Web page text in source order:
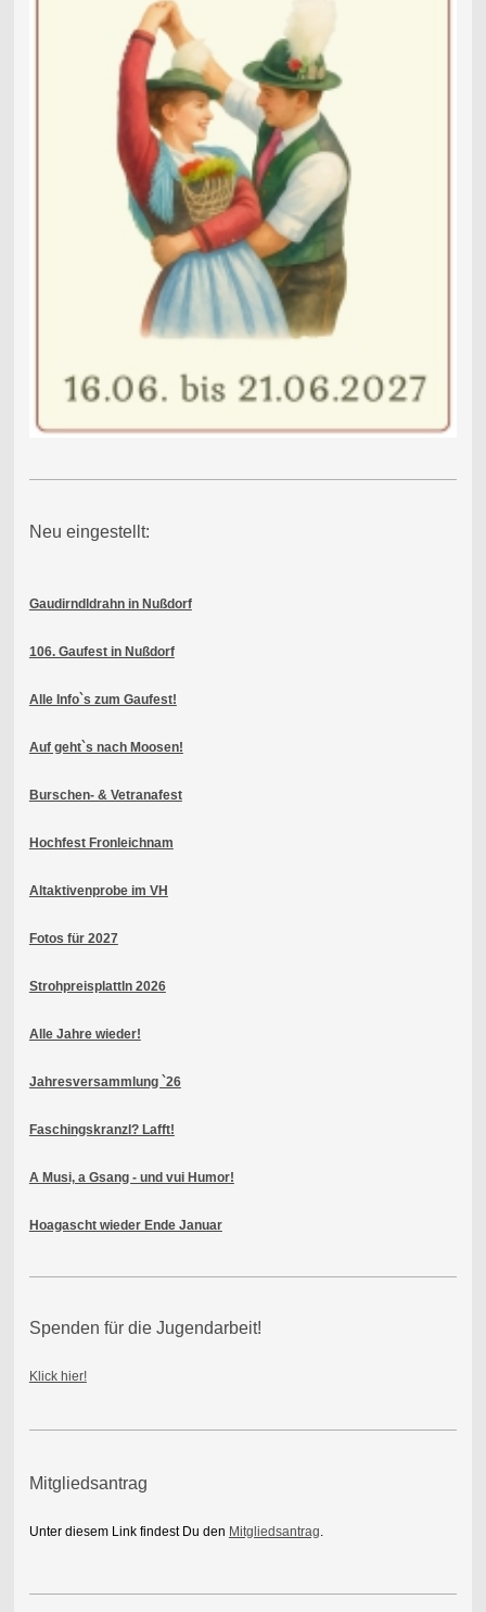
Neu eingestellt:
Gaudirndldrahn in Nußdorf
106. Gaufest in Nußdorf
Alle Info`s zum Gaufest!
Auf geht`s nach Moosen!
Burschen- & Vetranafest
Hochfest Fronleichnam
Altaktivenprobe im VH
Fotos für 2027
Strohpreisplattln 2026
Alle Jahre wieder!
Jahresversammlung `26
Faschingskranzl? Lafft!
A Musi, a Gsang - und vui Humor!
Hoagascht wieder Ende Januar
Spenden für die Jugendarbeit!
Klick hier!
Mitgliedsantrag
Unter diesem Link findest Du den Mitgliedsantrag.